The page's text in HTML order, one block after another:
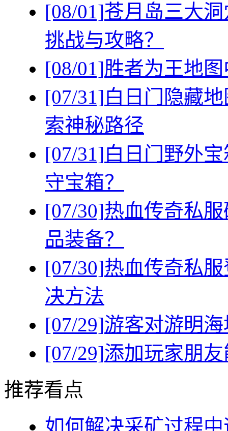
[08/01]苍月岛三大
挑战与攻略？
[08/01]胜者为王地
[07/31]白日门隐藏
索神秘路径
[07/31]白日门野外
守宝箱？
[07/30]热血传奇私
品装备？
[07/30]热血传奇私
决方法
[07/29]游客对游明
[07/29]添加玩家朋
推荐看点
如何解决采矿过程